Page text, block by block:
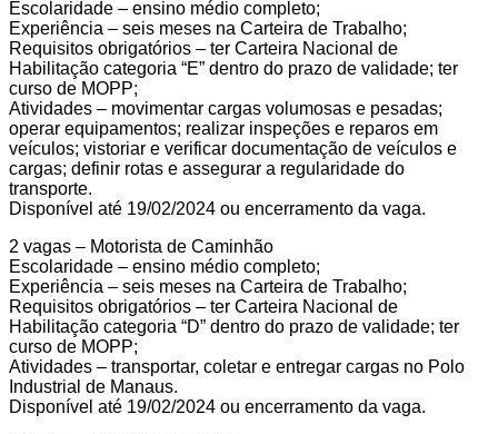
Escolaridade – ensino médio completo;
Experiência – seis meses na Carteira de Trabalho;
Requisitos obrigatórios – ter Carteira Nacional de
Habilitação categoria “E” dentro do prazo de validade; ter
curso de MOPP;
Atividades – movimentar cargas volumosas e pesadas;
operar equipamentos; realizar inspeções e reparos em
veículos; vistoriar e verificar documentação de veículos e
cargas; definir rotas e assegurar a regularidade do
transporte.
Disponível até 19/02/2024 ou encerramento da vaga.
2 vagas – Motorista de Caminhão
Escolaridade – ensino médio completo;
Experiência – seis meses na Carteira de Trabalho;
Requisitos obrigatórios – ter Carteira Nacional de
Habilitação categoria “D” dentro do prazo de validade; ter
curso de MOPP;
Atividades – transportar, coletar e entregar cargas no Polo
Industrial de Manaus.
Disponível até 19/02/2024 ou encerramento da vaga.